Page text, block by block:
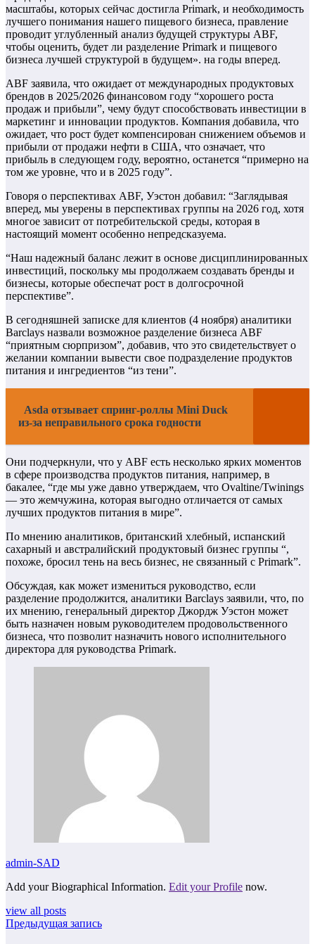
масштабы, которых сейчас достигла Primark, и необходимость
лучшего понимания нашего пищевого бизнеса, правление
проводит углубленный анализ будущей структуры ABF,
чтобы оценить, будет ли разделение Primark и пищевого
бизнеса лучшей структурой в будущем». на годы вперед.
ABF заявила, что ожидает от международных продуктовых
брендов в 2025/2026 финансовом году “хорошего роста
продаж и прибыли”, чему будут способствовать инвестиции в
маркетинг и инновации продуктов. Компания добавила, что
ожидает, что рост будет компенсирован снижением объемов и
прибыли от продажи нефти в США, что означает, что
прибыль в следующем году, вероятно, останется “примерно на
том же уровне, что и в 2025 году”.
Говоря о перспективах ABF, Уэстон добавил: “Заглядывая
вперед, мы уверены в перспективах группы на 2026 год, хотя
многое зависит от потребительской среды, которая в
настоящий момент особенно непредсказуема.
“Наш надежный баланс лежит в основе дисциплинированных
инвестиций, поскольку мы продолжаем создавать бренды и
бизнесы, которые обеспечат рост в долгосрочной
перспективе”.
В сегодняшней записке для клиентов (4 ноября) аналитики
Barclays назвали возможное разделение бизнеса ABF
“приятным сюрпризом”, добавив, что это свидетельствует о
желании компании вывести свое подразделение продуктов
питания и ингредиентов “из тени”.
Asda отзывает спринг-роллы Mini Duck
из-за неправильного срока годности
Они подчеркнули, что у ABF есть несколько ярких моментов
в сфере производства продуктов питания, например, в
бакалее, “где мы уже давно утверждаем, что Ovaltine/Twinings
— это жемчужина, которая выгодно отличается от самых
лучших продуктов питания в мире”.
По мнению аналитиков, британский хлебный, испанский
сахарный и австралийский продуктовый бизнес группы “,
похоже, бросил тень на весь бизнес, не связанный с Primark”.
Обсуждая, как может измениться руководство, если
разделение продолжится, аналитики Barclays заявили, что, по
их мнению, генеральный директор Джордж Уэстон может
быть назначен новым руководителем продовольственного
бизнеса, что позволит назначить нового исполнительного
директора для руководства Primark.
admin-SAD
Add your Biographical Information. Edit your Profile now.
view all posts
Предыдущая запись